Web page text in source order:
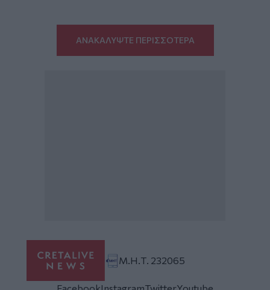
ΑΝΑΚΑΛΥΨΤΕ ΠΕΡΙΣΣΟΤΕΡΑ
Μ.Η.Τ. 232065